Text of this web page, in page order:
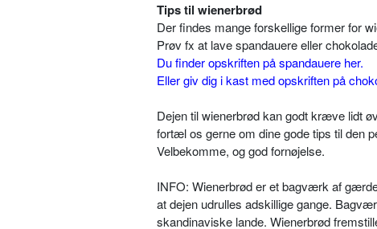
Tips til wienerbrød
Der findes mange forskellige former for
Prøv fx at lave spandauere eller
Du finder opskriften på spandauere her.
Eller giv dig i kast med opskriften på
Dejen til wienerbrød kan godt kræve lidt
fortæl os gerne om dine gode tips til den
Velbekomme, og god fornøjelse.
INFO: Wienerbrød er et bagværk af
at dejen udrulles adskillige gange.
skandinaviske lande. Wienerbrød